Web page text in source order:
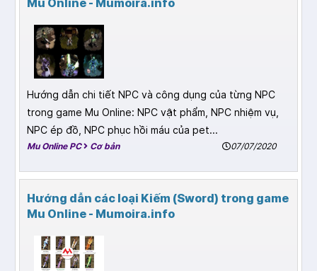
Mu Online - Mumoira.info
Hướng dẫn chi tiết NPC và công dụng của từng NPC
trong game Mu Online: NPC vật phẩm, NPC nhiệm vụ,
NPC ép đồ, NPC phục hồi máu của pet...
Mu Online PC Cơ bản 07/07/2020
Hướng dẫn các loại Kiếm (Sword) trong game
Mu Online - Mumoira.info